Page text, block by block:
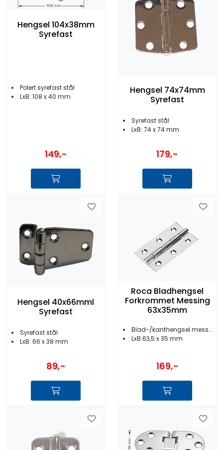
Hengsel 104x38mm
Syrefast
Polert syrefast stål
LxB: 108 x 40 mm
149,-
Hengsel 74x74mm
Syrefast
Syrefast stål
LxB: 74 x 74 mm
179,-
Hengsel 40x66mml
Syrefast
Syrefast stål
LxB: 66 x 38 mm
89,-
Roca Bladhengsel
Forkrommet Messing
63x35mm
Blad-/kanthengsel messing
LxB:63,5 x 35 mm
169,-